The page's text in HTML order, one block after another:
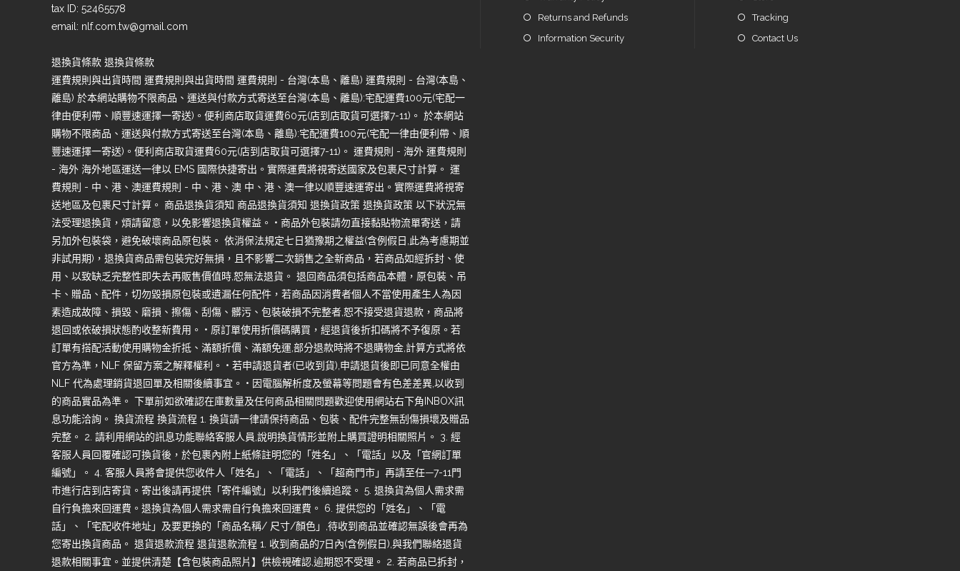
tax ID: 52465578
email: nlf.com.tw@gmail.com
退換貨條款 退換貨條款
運費規則與出貨時間 運費規則與出貨時間 運費規則 - 台灣(本島、離島) 運費規則 - 台灣(本島、
離島) 於本網站購物不限商品、運送與付款方式寄送至台灣(本島、離島):宅配運費100元(宅配一
律由便利帶、順豐速運擇一寄送)。便利商店取貨運費60元(店到店取貨可選擇7-11)。 於本網站
購物不限商品、運送與付款方式寄送至台灣(本島、離島):宅配運費100元(宅配一律由便利帶、順
豐速運擇一寄送)。便利商店取貨運費60元(店到店取貨可選擇7-11)。 運費規則 - 海外 運費規則
- 海外 海外地區運送一律以 EMS 國際快捷寄出。實際運費將視寄送國家及包裹尺寸計算。 運
費規則 - 中、港、澳運費規則 - 中、港、澳 中、港、澳一律以順豐速運寄出。實際運費將視寄
送地區及包裹尺寸計算。 商品退換貨須知 商品退換貨須知 退換貨政策 退換貨政策 以下狀況無
法受理退換貨，煩請留意，以免影響退換貨權益。 • 商品外包裝請勿直接黏貼物流單寄送，請
另加外包裝袋，避免破壞商品原包裝。 依消保法規定七日猶豫期之權益(含例假日,此為考慮期並
非試用期)，退換貨商品需包裝完好無損，且不影響二次銷售之全新商品，若商品如經拆封、使
用、以致缺乏完整性即失去再販售價值時,恕無法退貨。 退回商品須包括商品本體，原包裝、吊
卡、贈品、配件，切勿毀損原包裝或遺漏任何配件，若商品因消費者個人不當使用產生人為因
素造成故障、損毀、磨損、擦傷、刮傷、髒污、包裝破損不完整者,恕不接受退貨退款，商品將
退回或依破損狀態酌收整新費用。 • 原訂單使用折價碼購買，經退貨後折扣碼將不予復原。若
訂單有搭配活動使用購物金折抵、滿額折價、滿額免運,部分退款時將不退購物金,計算方式將依
官方為準，NLF 保留方案之解釋權利。 • 若申請退貨者(已收到貨),申請退貨後即已同意全權由
NLF 代為處理銷貨退回單及相關後續事宜。 • 因電腦解析度及螢幕等問題會有色差差異,以收到
的商品實品為準。 下單前如欲確認在庫數量及任何商品相關問題歡迎使用網站右下角INBOX訊
息功能洽詢。 換貨流程 換貨流程 1. 換貨請一律請保持商品、包裝、配件完整無刮傷損壞及贈品
完整。 2. 請利用網站的訊息功能聯絡客服人員,說明換貨情形並附上購買證明相關照片。 3. 經
客服人員回覆確認可換貨後，於包裹內附上紙條註明您的「姓名」、「電話」以及「官網訂單
編號」。 4. 客服人員將會提供您收件人「姓名」、「電話」、「超商門市」再請至任—7-11門
市進行店到店寄貨。寄出後請再提供「寄件編號」以利我們後續追蹤。 5. 退換貨為個人需求需
自行負擔來回運費。退換貨為個人需求需自行負擔來回運費。 6. 提供您的「姓名」、「電
話」、「宅配收件地址」及要更換的「商品名稱/ 尺寸/顏色」,待收到商品並確認無誤後會再為
您寄出換貨商品。 退貨退款流程 退貨退款流程 1. 收到商品的7日內(含例假日),與我們聯絡退貨
退款相關事宜。並提供清楚【含包裝商品照片】供檢視確認,逾期恕不受理。 2. 若商品已拆封，
Returns and Refunds
Information Security
Tracking
Contact Us